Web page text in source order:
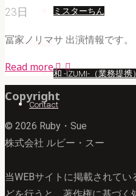
ミスターちん
Artist
和 -IZUMI-（業務提携）
Contact
23日
冨家ノリマサ 出演情報です。
Read more
"冨
家
マ
画
Copyright
© 2026 Ruby・Sue
株式会社 ルビー・スー
当WEBサイトに掲載されて